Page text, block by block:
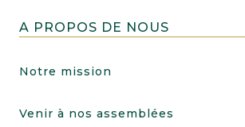
A PROPOS DE NOUS
Notre mission
Venir à nos assemblées